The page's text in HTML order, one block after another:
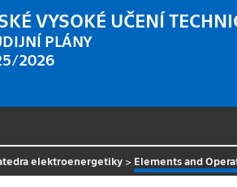
VYSOKÉ UČENÍ
PLÁNY
2026
elektroenergetiky > Elements and